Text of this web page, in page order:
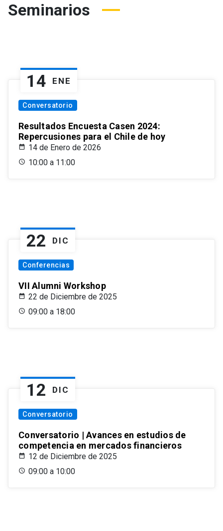
Seminarios
14 ENE
Conversatorio
Resultados Encuesta Casen 2024:
Repercusiones para el Chile de hoy
14 de Enero de 2026
10:00 a 11:00
22 DIC
Conferencias
VII Alumni Workshop
22 de Diciembre de 2025
09:00 a 18:00
12 DIC
Conversatorio
Conversatorio | Avances en estudios de
competencia en mercados financieros
12 de Diciembre de 2025
09:00 a 10:00